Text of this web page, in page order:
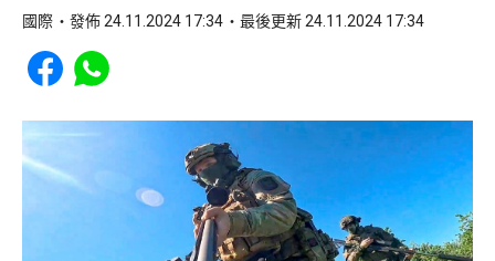
國際 發佈 24.11.2024 17:34 最後更新 24.11.2024 17:34
Share to Facebook
Share to WhatsApp